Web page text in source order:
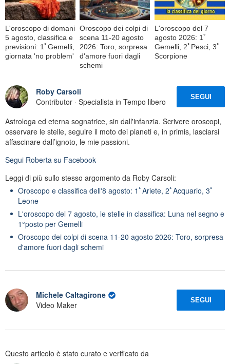
L'oroscopo di domani
5 agosto, classifica e
previsioni: 1ﾟGemelli,
giornata 'no problem'
Oroscopo dei colpi di
scena 11-20 agosto
2026: Toro, sorpresa
d'amore fuori dagli
schemi
L'oroscopo del 7
agosto 2026: 1ﾟ
Gemelli, 2ﾟPesci, 3ﾟ
Scorpione
Roby Carsoli
Contributor · Specialista in Tempo libero
SEGUI
Astrologa ed eterna sognatrice, sin dall'infanzia. Scrivere oroscopi,
osservare le stelle, seguire il moto dei pianeti e, in primis, lasciarsi
affascinare dall’ignoto, le mie passioni.
Segui Roberta su Facebook
Leggi di più sullo stesso argomento da Roby Carsoli:
Oroscopo e classifica dell'8 agosto: 1ﾟAriete, 2ﾟAcquario, 3ﾟ
Leone
L'oroscopo del 7 agosto, le stelle in classifica: Luna nel segno e
1°posto per Gemelli
Oroscopo dei colpi di scena 11-20 agosto 2026: Toro, sorpresa
d'amore fuori dagli schemi
Michele Caltagirone
Video Maker
SEGUI
Questo articolo è stato curato e verificato da